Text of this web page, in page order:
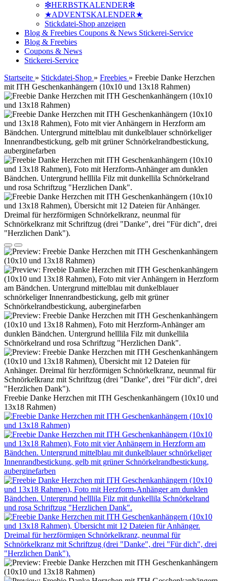
❇HERBSTKALENDER❇
★ADVENTSKALENDER★
Stickdatei-Shop anzeigen
Blog & Freebies Coupons & News Stickerei-Service
Blog & Freebies
Coupons & News
Stickerei-Service
Startseite » Stickdatei-Shop » Freebies » Freebie Danke Herzchen
mit ITH Geschenkanhängern (10x10 und 13x18 Rahmen)
Freebie Danke Herzchen mit ITH Geschenkanhängern (10x10 und
13x18 Rahmen)